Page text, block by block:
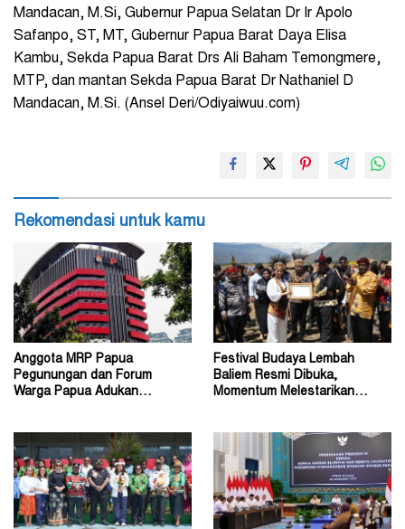
Mandacan, M.Si, Gubernur Papua Selatan Dr Ir Apolo
Safanpo, ST, MT, Gubernur Papua Barat Daya Elisa
Kambu, Sekda Papua Barat Drs Ali Baham Temongmere,
MTP, dan mantan Sekda Papua Barat Dr Nathaniel D
Mandacan, M.Si. (Ansel Deri/Odiyaiwuu.com)
Rekomendasi untuk kamu
Anggota MRP Papua
Pegunungan dan Forum
Warga Papua Adukan
Festival Budaya Lembah
Baliem Resmi Dibuka,
Momentum Melestarikan